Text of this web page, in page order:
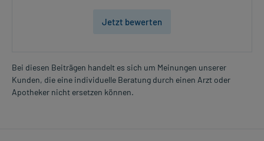
Jetzt bewerten
Bei diesen Beiträgen handelt es sich um Meinungen unserer
Kunden, die eine individuelle Beratung durch einen Arzt oder
Apotheker nicht ersetzen können.